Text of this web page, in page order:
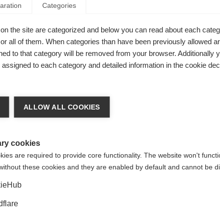
التصلب العصبي المتعدد أداء الجهاز المناعي أو تعدله. إذا توقف
التصلب العصبي المتعدد بحدة أكبر من السابق. وذلك بسبب أن
الارتدادية).
المتلازمة الارتدادية على سبيل المثال في السيدات اللاتي
الأعصاب إلى إيقاف علاجهم، أو في مرضى التصلب العصبي المتعدد
فيما مضى أن استخدام عقار المتلازمة الارتدادية عن طريق
ذلك، ليس من الواضح ما إذا كانت الأقراص التي يتناولها المرضى
درس باحثون من سان فرانسيسكو سجلات
أشخاص أنهم عانوا من تفاقم حاد للأعراض (أو المتلازمة الارتدادية).
الأطباء والمرضى من إيقاف تناول عقار فينجوليمود أيًا كان السبب،
Categories
the site are categorized and below you can read about each
all of them. When categories than have been previously allowed
to that category will be removed from your browser. Additionally
to each category and detailed information in the cookie
ALLOW ALL COOKIES
cookies
are required to provide core functionality. The website won't
these cookies and they are enabled by default and cannot be